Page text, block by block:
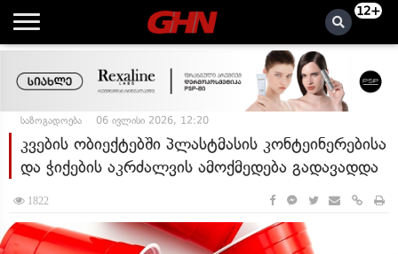
12+
საზოგადოება 06 ივლისი 2026, 12:20
კვების ობიექტებში პლასტმასის კონტეინერებისა
და ჭიქების აკრძალვის ამოქმედება გადავადდა
1822